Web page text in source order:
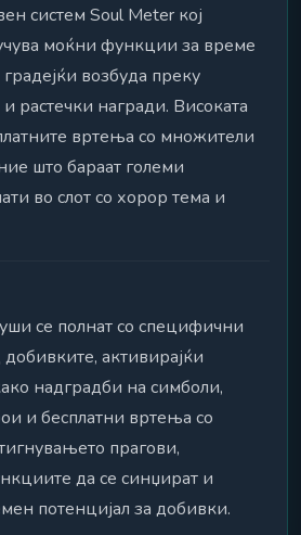
систем Soul Meter кој
моќни функции за време
возбуда преку
растечки награди. Високата
вртења со множители
што бараат големи
во слот со хорор тема и
се полнат со специфични
активирајќи
надградби на симболи,
и бесплатни вртења со
прагови,
да се синџират и
потенцијал за добивки.